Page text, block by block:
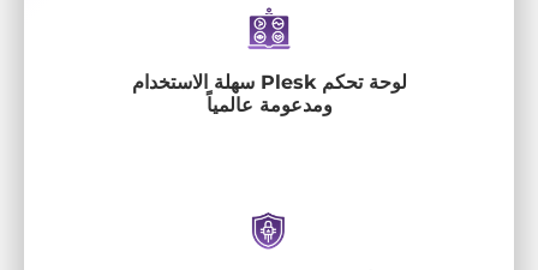
لوحة تحكم Plesk سهلة الاستخدام
ومدعومة عالمياً